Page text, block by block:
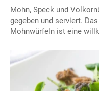
Mohn, Speck und
gegeben und serviert.
Mohnwürfeln ist eine